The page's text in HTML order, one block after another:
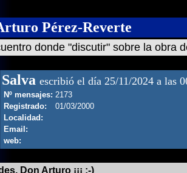
Pérez-Reverte
donde "discutir" sobre la obra
Salva escribió el día 25/11/2024 a las
Nº mensajes: 2173
Registrado:
01/03/2000
Localidad:
Email:
web:
Don Arturo ¡¡¡ ;-)